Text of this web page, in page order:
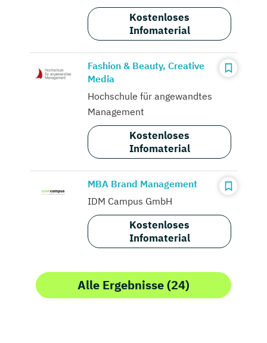
Kostenloses
Infomaterial
Fashion & Beauty, Creative
Media
Hochschule für angewandtes
Management
Kostenloses
Infomaterial
MBA Brand Management
IDM Campus GmbH
Kostenloses
Infomaterial
Alle Ergebnisse (24)